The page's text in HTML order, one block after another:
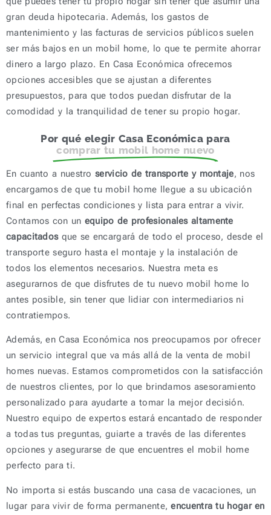
gran deuda hipotecaria. Además, los gastos de
mantenimiento y las facturas de servicios públicos suelen
ser más bajos en un mobil home, lo que te permite ahorrar
dinero a largo plazo. En Casa Económica ofrecemos
opciones accesibles que se ajustan a diferentes
presupuestos, para que todos puedan disfrutar de la
comodidad y la tranquilidad de tener su propio hogar.
Por qué elegir Casa Económica para
comprar tu mobil home nuevo
En cuanto a nuestro servicio de transporte y montaje, nos
encargamos de que tu mobil home llegue a su ubicación
final en perfectas condiciones y lista para entrar a vivir.
Contamos con un equipo de profesionales altamente
capacitadosque se encargará de todo el proceso, desde el
transporte seguro hasta el montaje y la instalación de
todos los elementos necesarios. Nuestra meta es
asegurarnos de que disfrutes de tu nuevo mobil home lo
antes posible, sin tener que lidiar con intermediarios ni
contratiempos.
Además, en Casa Económica nos preocupamos por ofrecer
un servicio integral que va más allá de la venta de mobil
homes nuevas. Estamos comprometidos con la satisfacción
de nuestros clientes, por lo que brindamos asesoramiento
personalizado para ayudarte a tomar la mejor decisión.
Nuestro equipo de expertos estará encantado de responder
a todas tus preguntas, guiarte a través de las diferentes
opciones y asegurarse de que encuentres el mobil home
perfecto para ti.
No importa si estás buscando una casa de vacaciones, un
lugar para vivir de forma permanente,encuentra tu hogar en